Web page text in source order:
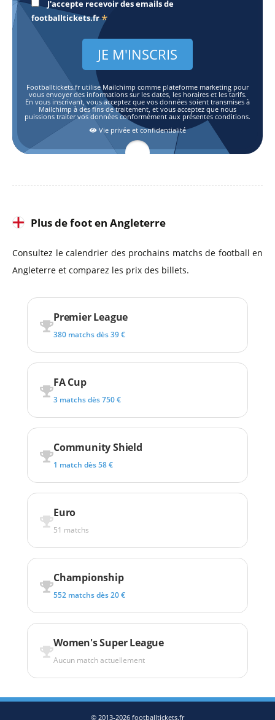
J'accepte recevoir des emails de
footballtickets.fr*
Footballtickets.fr utilise Mailchimp comme plateforme marketing pour
vous envoyer des informations sur les dates, les horaires et les tarifs.
En vous inscrivant, vous acceptez que vos données soient transmises à
Mailchimp à des fins de traitement, et vous acceptez que nous
puissions traiter vos données conformément aux présentes conditions.
Vie privée et confidentialité
Plus de foot en Angleterre
Consultez le calendrier des prochains matchs de football en
Angleterre et comparez les prix des billets.
Premier League
380 matchs dès 39 €
FA Cup
3 matchs dès 750 €
Community Shield
1 match dès 58 €
Euro
51 matchs
Championship
552 matchs dès 20 €
Women's Super League
Aucun match actuellement
© 2013-2026 footballtickets.fr